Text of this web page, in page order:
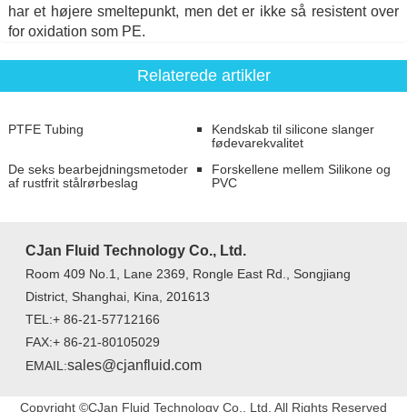
har et højere smeltepunkt, men det er ikke så resistent over
for oxidation som PE.
Relaterede artikler
PTFE Tubing
Kendskab til silicone slanger
fødevarekvalitet
De seks bearbejdningsmetoder
af rustfrit stålrørbeslag
Forskellene mellem Silikone og
PVC
CJan Fluid Technology Co., Ltd.
Room 409 No.1, Lane 2369, Rongle East Rd., Songjiang
District, Shanghai, Kina, 201613
TEL:+ 86-21-57712166
FAX:+ 86-21-80105029
EMAIL:sales@cjanfluid.com
Copyright ©CJan Fluid Technology Co., Ltd. All Rights Reserved